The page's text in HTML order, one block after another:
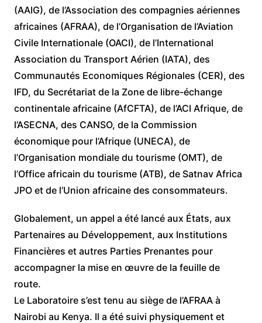
(AAIG), de l’Association des compagnies aériennes
africaines (AFRAA), de l’Organisation de l’Aviation
Civile Internationale (OACI), de l’International
Association du Transport Aérien (IATA), des
Communautés Economiques Régionales (CER), des
IFD, du Secrétariat de la Zone de libre-échange
continentale africaine (AfCFTA), de l’ACI Afrique, de
l’ASECNA, des CANSO, de la Commission
économique pour l’Afrique (UNECA), de
l’Organisation mondiale du tourisme (OMT), de
l’Office africain du tourisme (ATB), de Satnav Africa
JPO et de l’Union africaine des consommateurs.
Globalement, un appel a été lancé aux États, aux
Partenaires au Développement, aux Institutions
Financières et autres Parties Prenantes pour
accompagner la mise en œuvre de la feuille de
route.
Le Laboratoire s’est tenu au siège de l’AFRAA à
Nairobi au Kenya. Il a été suivi physiquement et